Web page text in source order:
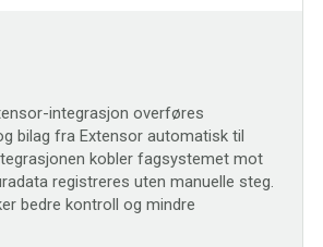
integrasjon overføres
bilag fra Extensor automatisk til
kobler fagsystemet mot
registreres uten manuelle steg.
bedre kontroll og mindre